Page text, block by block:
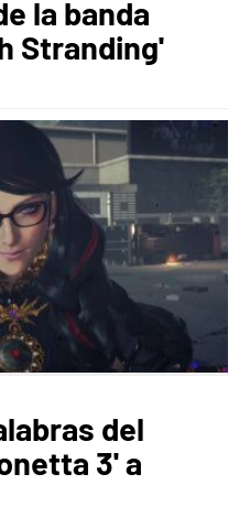
la banda
Stranding'
del
3' a